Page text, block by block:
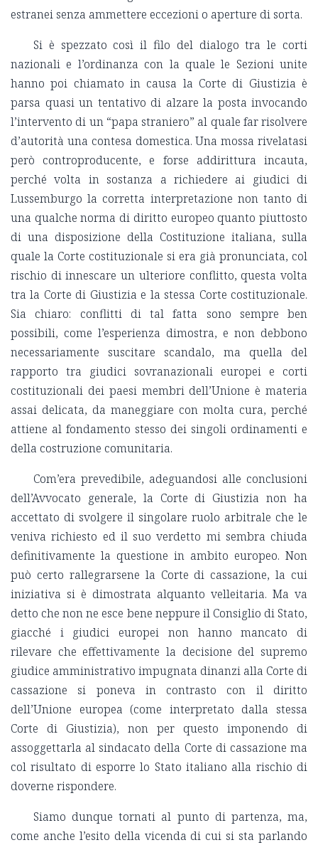
estranei senza ammettere eccezioni o aperture di sorta.
Si è spezzato così il filo del dialogo tra le corti
nazionali e l’ordinanza con la quale le Sezioni unite
hanno poi chiamato in causa la Corte di Giustizia è
parsa quasi un tentativo di alzare la posta invocando
l’intervento di un “papa straniero” al quale far risolvere
d’autorità una contesa domestica. Una mossa rivelatasi
però controproducente, e forse addirittura incauta,
perché volta in sostanza a richiedere ai giudici di
Lussemburgo la corretta interpretazione non tanto di
una qualche norma di diritto europeo quanto piuttosto
di una disposizione della Costituzione italiana, sulla
quale la Corte costituzionale si era già pronunciata, col
rischio di innescare un ulteriore conflitto, questa volta
tra la Corte di Giustizia e la stessa Corte costituzionale.
Sia chiaro: conflitti di tal fatta sono sempre ben
possibili, come l’esperienza dimostra, e non debbono
necessariamente suscitare scandalo, ma quella del
rapporto tra giudici sovranazionali europei e corti
costituzionali dei paesi membri dell’Unione è materia
assai delicata, da maneggiare con molta cura, perché
attiene al fondamento stesso dei singoli ordinamenti e
della costruzione comunitaria.
Com’era prevedibile, adeguandosi alle conclusioni
dell’Avvocato generale, la Corte di Giustizia non ha
accettato di svolgere il singolare ruolo arbitrale che le
veniva richiesto ed il suo verdetto mi sembra chiuda
definitivamente la questione in ambito europeo. Non
può certo rallegrarsene la Corte di cassazione, la cui
iniziativa si è dimostrata alquanto velleitaria. Ma va
detto che non ne esce bene neppure il Consiglio di Stato,
giacché i giudici europei non hanno mancato di
rilevare che effettivamente la decisione del supremo
giudice amministrativo impugnata dinanzi alla Corte di
cassazione si poneva in contrasto con il diritto
dell’Unione europea (come interpretato dalla stessa
Corte di Giustizia), non per questo imponendo di
assoggettarla al sindacato della Corte di cassazione ma
col risultato di esporre lo Stato italiano alla rischio di
doverne rispondere.
Siamo dunque tornati al punto di partenza, ma,
come anche l’esito della vicenda di cui si sta parlando